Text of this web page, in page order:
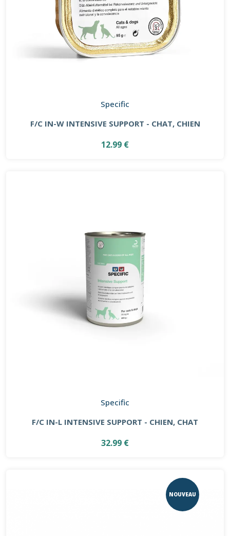
Specific
F/C IN-W INTENSIVE SUPPORT - CHAT, CHIEN
12.99 €
Specific
F/C IN-L INTENSIVE SUPPORT - CHIEN, CHAT
32.99 €
NOUVEAU